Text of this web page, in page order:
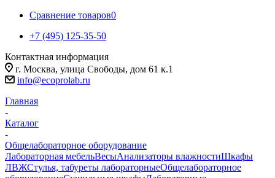
Сравнение товаров0
+7 (495) 125-35-50
Контактная информация
г. Москва, улица Свободы, дом 61 к.1
info@ecoprolab.ru
Главная
-
Каталог
-
Общелабораторное оборудование
Лабораторная мебельВесыАнализаторы влажностиШкафы
ЛВЖСтулья, табуреты лабораторныеОбщелабораторное